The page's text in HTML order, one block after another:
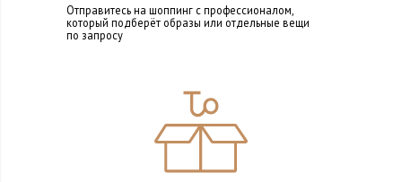
Отправитесь на шоппинг с профессионалом,
который подберёт образы или отдельные вещи
по запросу